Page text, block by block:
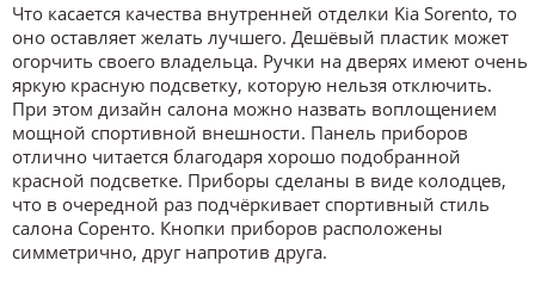
Что касается качества внутренней отделки Kia Sorento, то
оно оставляет желать лучшего. Дешёвый пластик может
огорчить своего владельца. Ручки на дверях имеют очень
яркую красную подсветку, которую нельзя отключить.
При этом дизайн салона можно назвать воплощением
мощной спортивной внешности. Панель приборов
отлично читается благодаря хорошо подобранной
красной подсветке. Приборы сделаны в виде колодцев,
что в очередной раз подчёркивает спортивный стиль
салона Соренто. Кнопки приборов расположены
симметрично, друг напротив друга.